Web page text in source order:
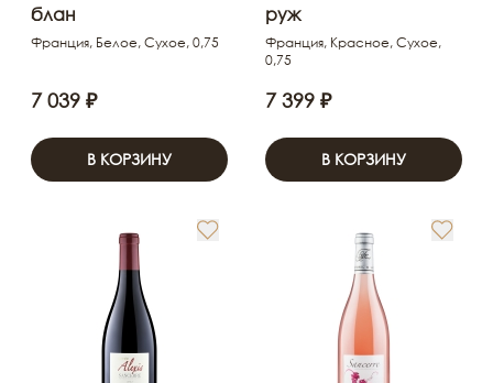
блан
Франция, Белое, Сухое, 0,75
7 039 ₽
В КОРЗИНУ
руж
Франция, Красное, Сухое,
0,75
7 399 ₽
В КОРЗИНУ